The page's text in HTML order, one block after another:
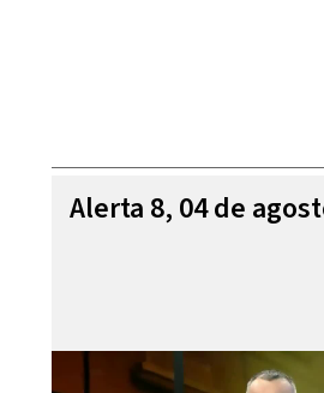
Alerta 8, 04 de